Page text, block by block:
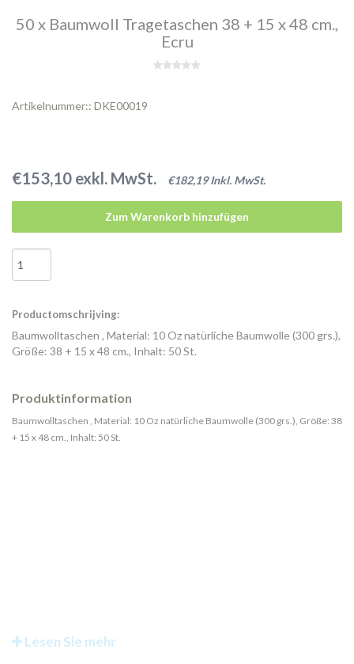
50 x Baumwoll Tragetaschen 38 + 15 x 48 cm.,
Ecru
Artikelnummer:: DKE00019
€153,10 exkl. MwSt. €182,19 Inkl. MwSt.
Zum Warenkorb hinzufügen
Productomschrijving:
Baumwolltaschen , Material: 10 Oz natürliche Baumwolle (300 grs.),
Größe: 38 + 15 x 48 cm., Inhalt: 50 St.
Produktinformation
Baumwolltaschen , Material: 10 Oz natürliche Baumwolle (300 grs.), Größe: 38
+ 15 x 48 cm., Inhalt: 50 St.
Lesen Sie mehr